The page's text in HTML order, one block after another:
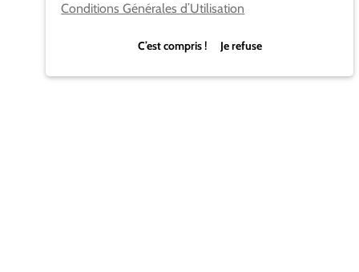
Conditions Générales d’Utilisation
C’est compris ! Je refuse